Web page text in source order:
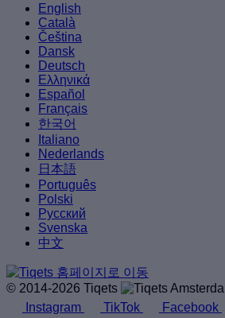
English
Català
Čeština
Dansk
Deutsch
Ελληνικά
Español
Français
한국어
Italiano
Nederlands
日本語
Português
Polski
Русский
Svenska
中文
© 2014-2026 Tiqets
Instagram
TikTok Facebook